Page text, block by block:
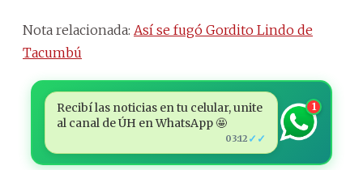
Nota relacionada: Así se fugó Gordito Lindo de
Tacumbú
Recibí las noticias en tu celular, unite
al canal de ÚH en WhatsApp 🤩
03:12 ✓✓
1